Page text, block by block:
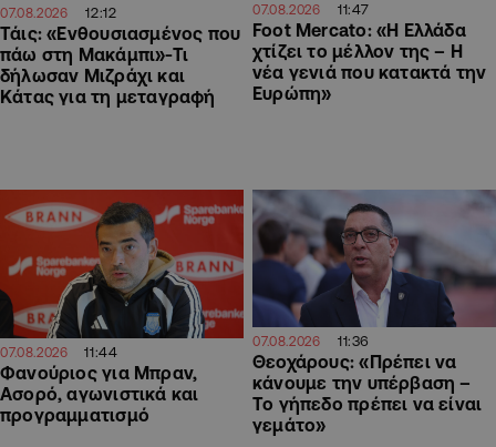
07.08.2026 12:12
Τάις: «Ενθουσιασμένος που
πάω στη Μακάμπι»-Τι
δήλωσαν Μιζράχι και
Κάτας για τη μεταγραφή
07.08.2026 11:47
Foot Mercato: «Η Ελλάδα
χτίζει το μέλλον της – Η
νέα γενιά που κατακτά την
Ευρώπη»
07.08.2026 11:44
Φανούριος για Μπραν,
Ασορό, αγωνιστικά και
προγραμματισμό
07.08.2026 11:36
Θεοχάρους: «Πρέπει να
κάνουμε την υπέρβαση –
Το γήπεδο πρέπει να είναι
γεμάτο»